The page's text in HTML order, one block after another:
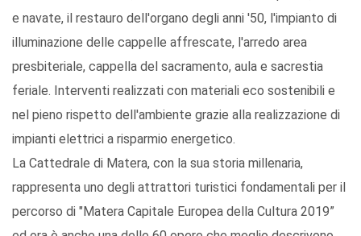
e navate, il restauro dell'organo degli anni '50, l'impianto di
illuminazione delle cappelle affrescate, l'arredo area
presbiteriale, cappella del sacramento, aula e sacrestia
feriale. Interventi realizzati con materiali eco sostenibili e
nel pieno rispetto dell'ambiente grazie alla realizzazione di
impianti elettrici a risparmio energetico.
La Cattedrale di Matera, con la sua storia millenaria,
rappresenta uno degli attrattori turistici fondamentali per il
percorso di "Matera Capitale Europea della Cultura 2019”